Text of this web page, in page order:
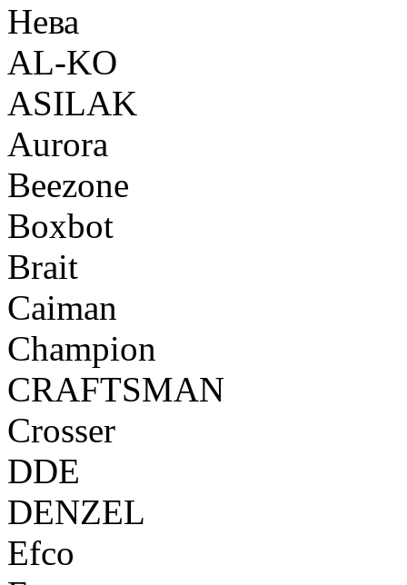
Нева
AL-KO
ASILAK
Aurora
Beezone
Boxbot
Brait
Caiman
Champion
CRAFTSMAN
Crosser
DDE
DENZEL
Efco